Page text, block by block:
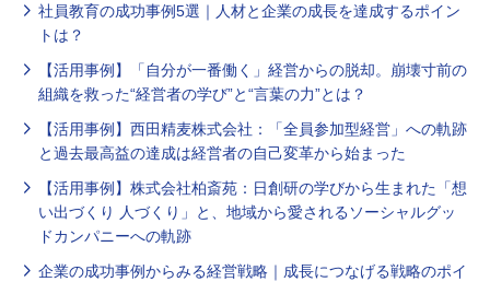
社員教育の成功事例5選｜人材と企業の成長を達成するポイン
トは？
【活用事例】「自分が一番働く」経営からの脱却。崩壊寸前の
組織を救った“経営者の学び”と“言葉の力”とは？
【活用事例】西田精麦株式会社：「全員参加型経営」への軌跡
と過去最高益の達成は経営者の自己変革から始まった
【活用事例】株式会社柏斎苑：日創研の学びから生まれた「想
い出づくり 人づくり」と、地域から愛されるソーシャルグッ
ドカンパニーへの軌跡
企業の成功事例からみる経営戦略｜成長につなげる戦略のポイ